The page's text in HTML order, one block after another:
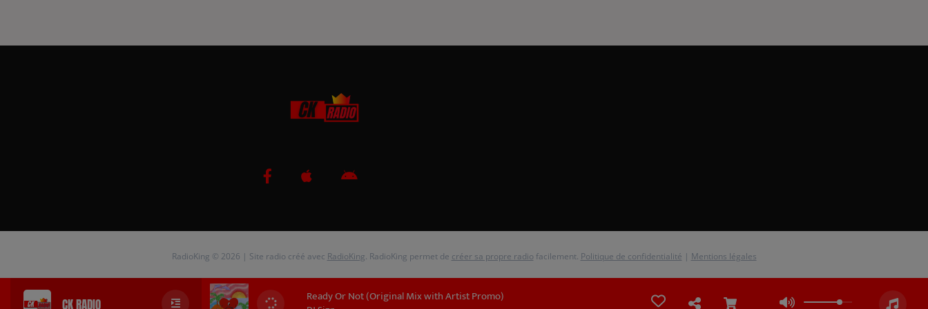
CK RADIO Ready Or Not (Original Mix with Artist Promo)
RadioKing © 2026 | Site radio créé avec RadioKing. RadioKing permet de créer sa propre radio facilement. Politique de confidentialité | Mentions légales